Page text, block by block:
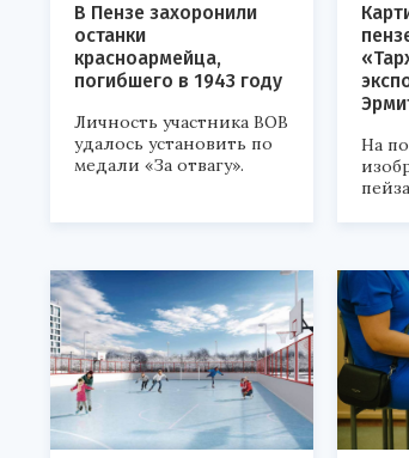
В Пензе захоронили
останки
красноармейца,
погибшего в 1943 году
Личность участника ВОВ
удалось установить по
медали «За отвагу».
На